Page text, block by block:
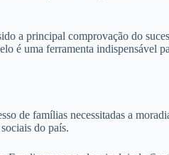
a principal comprovação do
é uma ferramenta indispensável
de famílias necessitadas a
do país.